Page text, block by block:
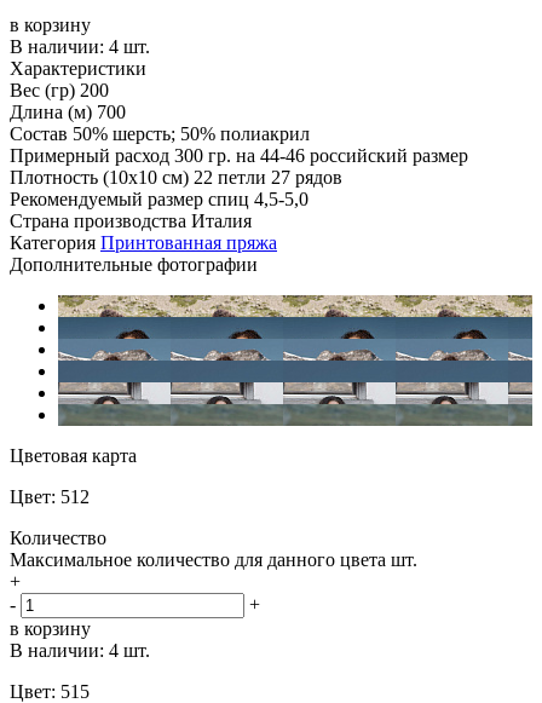
в корзину
В наличии: 4 шт.
Характеристики
Вес (гр) 200
Длина (м) 700
Состав 50% шерсть; 50% полиакрил
Примерный расход 300 гр. на 44-46 российский размер
Плотность (10x10 см) 22 петли 27 рядов
Рекомендуемый размер спиц 4,5-5,0
Страна производства Италия
Категория Принтованная пряжа
Дополнительные фотографии
Цветовая карта
Цвет: 512
Количество
Максимальное количество для данного цвета шт.
+
-
+
в корзину
В наличии: 4 шт.
Цвет: 515